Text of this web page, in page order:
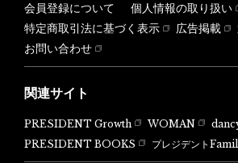
会員登録について
個人情報の取り扱い
特定商取引法に基づく表示
広告掲載
お問い合わせ
関連サイト
PRESIDENT Growth WOMAN
PRESIDENT BOOKS
プレジデント